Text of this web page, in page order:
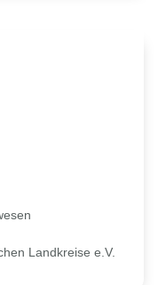
Landkreise e.V.